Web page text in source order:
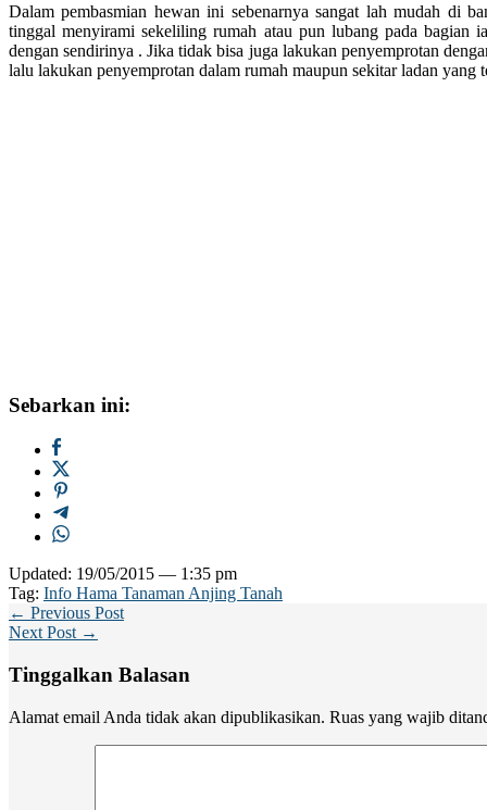
Dalam pembasmian hewan ini sebenarnya sangat lah mudah di
tinggal menyirami sekeliling rumah atau pun lubang pada bagian
dengan sendirinya . Jika tidak bisa juga lakukan penyemprotan
lalu lakukan penyemprotan dalam rumah maupun sekitar ladan yang
Sebarkan ini:
Updated: 19/05/2015 — 1:35 pm
Tag: Info Hama Tanaman Anjing Tanah
← Previous Post
Next Post →
Tinggalkan Balasan
Alamat email Anda tidak akan dipublikasikan. Ruas yang wajib